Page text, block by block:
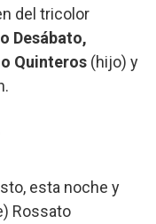
del tricolor
Desábato,
Quinteros (hijo) y
esta noche y
Rossato